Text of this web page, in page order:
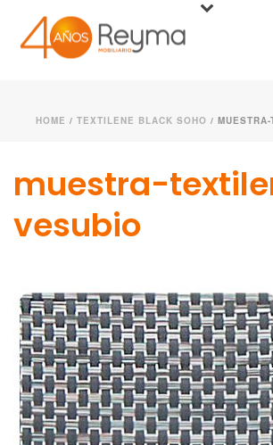
HOME / TEXTILENE BLACK SOHO /
muestra-
vesubio